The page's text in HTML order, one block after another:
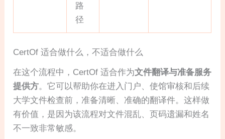
路
径
CertOf 适合做什么，不适合做什么
在这个流程中，CertOf 适合作为文件翻译与准备服务
提供方。它可以帮助你在进入门户、使馆审核和后续
大学文件检查前，准备清晰、准确的翻译件。这样做
有价值，是因为该流程对文件混乱、页码遗漏和姓名
不一致非常敏感。